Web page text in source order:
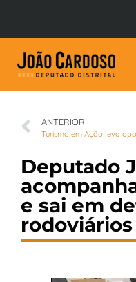
ANTERIOR
Deputado
e sai em
rodoviários